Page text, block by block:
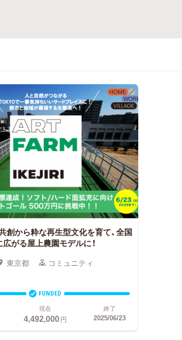
創から粋な再生型文化を育て、全国
広がる屋上農園モデルに！
東京都 コミュニティ
FUNDED
現在
4,492,000円
終了
2025/06/23